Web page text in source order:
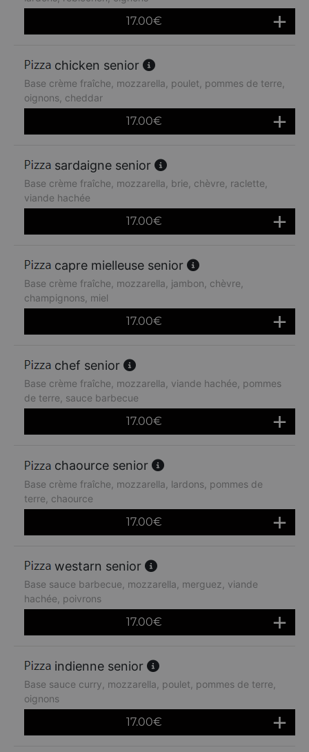
17.00€
chicken senior
Base crème fraîche, mozzarella, poulet, pommes de terre,
oignons, cheddar
17.00€
sardaigne senior
Base crème fraîche, mozzarella, brie, chèvre, raclette,
viande hachée
17.00€
capre mielleuse senior
Base crème fraîche, mozzarella, jambon, chèvre,
champignons, miel
17.00€
chef senior
Base crème fraîche, mozzarella, viande hachée, pommes
de terre, sauce barbecue
17.00€
chaource senior
Base crème fraîche, mozzarella, lardons, pommes de
terre, chaource
17.00€
westarn senior
Base sauce barbecue, mozzarella, merguez, viande
hachée, poivrons
17.00€
indienne senior
Base sauce curry, mozzarella, poulet, pommes de terre,
oignons
17.00€